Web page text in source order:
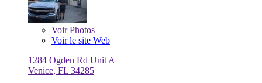
VoirPhotos
Voir le site Web
1284 Ogden Rd Unit A
Venice, FL 34285